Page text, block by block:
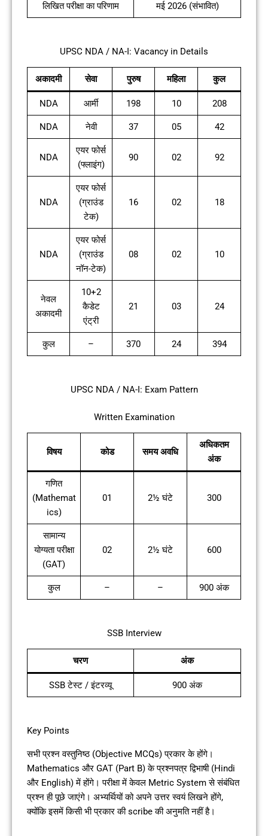
लिखित परीक्षा का परिणाम मई 2026 (संभावित)
UPSC NDA / NA-I: Vacancy in Details
अकादमी सेवा पुरुष महिला कुल
NDA आर्मी 198 10 208
NDA नेवी 37 05 42
NDA
एयर फोर्स
(फ्लाइंग)
90 02 92
NDA
एयर फोर्स
(ग्राउंड
टेक)
16 02 18
NDA
एयर फोर्स
(ग्राउंड
नॉन-टेक)
08 02 10
नेवल
अकादमी
10+2
कैडेट
एंट्री
21 03 24
कुल – 370 24 394
UPSC NDA / NA-I: Exam Pattern
Written Examination
विषय कोड समय अवधि
अधिकतम
अंक
गणित
(Mathemat
ics)
01 2½ घंटे 300
सामान्य
योग्यता परीक्षा
(GAT)
02 2½ घंटे 600
कुल – – 900 अंक
SSB Interview
चरण अंक
SSB टेस्ट / इंटरव्यू 900 अंक
Key Points
सभी प्रश्न वस्तुनिष्ठ (Objective MCQs) प्रकार के होंगे।
Mathematics और GAT (Part B) के प्रश्नपत्र द्विभाषी (Hindi
और English) में होंगे। परीक्षा में केवल Metric System से संबंधित
प्रश्न ही पूछे जाएंगे। अभ्यर्थियों को अपने उत्तर स्वयं लिखने होंगे,
क्योंकि इसमें किसी भी प्रकार की scribe की अनुमति नहीं है।